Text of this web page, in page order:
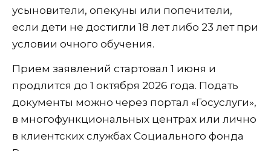
усыновители, опекуны или попечители,
если дети не достигли 18 лет либо 23 лет при
условии очного обучения.
Прием заявлений стартовал 1 июня и
продлится до 1 октября 2026 года. Подать
документы можно через портал «Госуслуги»,
в многофункциональных центрах или лично
в клиентских службах Социального фонда